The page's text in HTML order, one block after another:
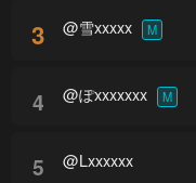
3 @雪xxxxx M
4 @ぽxxxxxxx M
5 @Lxxxxxx